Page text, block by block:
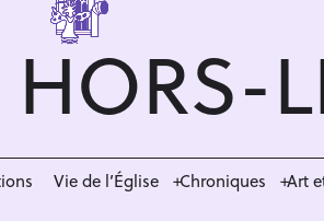
Vie de l’Église Chroniques Art